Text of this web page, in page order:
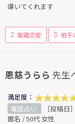
導いてくれます
複雑恋愛 相手
恩慈うらら 先生
満足度：
電話占い
［投稿日
匿名 / 50代 女性